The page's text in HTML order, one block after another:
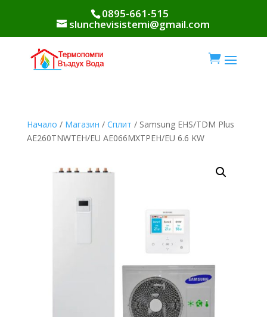
0895-661-515
slunchevisistemi@gmail.com

Начало / Магазин / Сплит / Samsung EHS/TDM Plus
AE260TNWTEH/EU AE066MXTPEH/EU 6.6 KW